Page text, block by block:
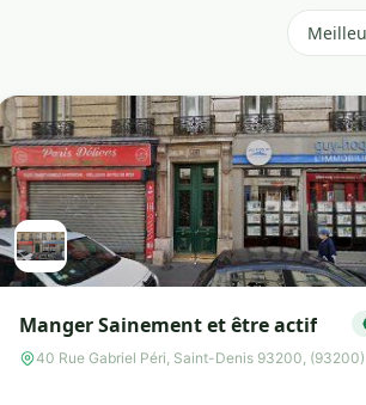
Manger Sainement et être actif
40 Rue Gabriel Péri, Saint-Denis 93200, (93200)